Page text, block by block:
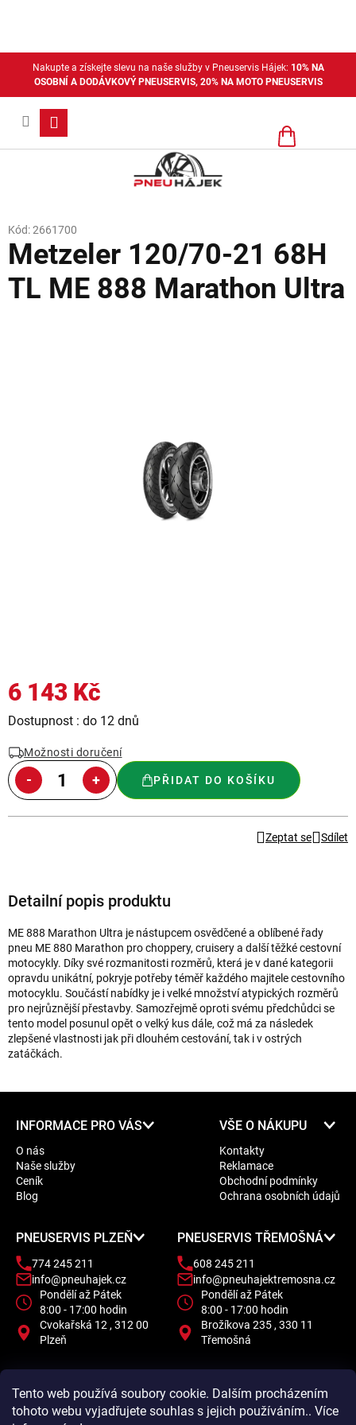
Tento web používá soubory cookie. Dalším procházením
tohoto webu vyjadřujete souhlas s jejich používáním.. Více
Nakupte a získejte slevu na naše služby v Pneuservis Hájek: 10% NA
OSOBNÍ A DODÁVKOVÝ PNEUSERVIS, 20% NA MOTO PNEUSERVIS
Nákupní
Metzeler 120/70-21 68H
TL ME 888 Marathon Ultra
Kód:2661700
6 143 Kč
Měrná
Dostupnost : do 12 dnů
Možnosti doručení
PŘIDAT DO KOŠÍKU
Zeptat se Sdílet
Detailní popis produktu
ME 888 Marathon Ultra je nástupcem osvědčené a oblíbené řady
pneu ME 880 Marathon pro choppery, cruisery a další těžké cestovní
motocykly. Díky své rozmanitosti rozměrů, která je v dané kategorii
opravdu unikátní, pokryje potřeby téměř každého majitele cestovního
motocyklu. Součástí nabídky je i velké množství atypických rozměrů
pro nejrůznější přestavby. Samozřejmě oproti svému předchůdci se
tento model posunul opět o velký kus dále, což má za následek
zlepšené vlastnosti jak při dlouhém cestování, tak i v ostrých
zatáčkách.
INFORMACE PRO VÁS
O nás
Naše služby
Ceník
Blog
VŠE O NÁKUPU
Kontakty
Reklamace
Obchodní podmínky
Ochrana osobních údajů
PNEUSERVIS PLZEŇ
774 245 211
info@pneuhajek.cz
Pondělí až Pátek
8:00 - 17:00 hodin
Cvokařská 12 , 312 00
Plzeň
PNEUSERVIS TŘEMOŠNÁ
608 245 211
info@pneuhajektremosna.cz
Pondělí až Pátek
8:00 - 17:00 hodin
Brožíkova 235 , 330 11
Třemošná